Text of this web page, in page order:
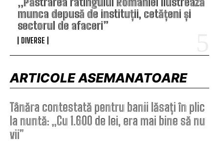
munca depusă de instituții, cetățeni și
sectorul de afaceri”
DIVERSE
ARTICOLE ASEMANATOARE
Tânăra contestată pentru banii lăsați în plic
la nuntă: „Cu 1.600 de lei, era mai bine să nu
vii”